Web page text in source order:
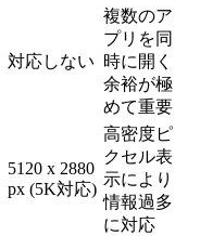
対応しない
複数のア
プリを同
時に開く
余裕が極
めて重要
5120 x 2880
px (5K対応)
高密度ピ
クセル表
示により
情報過多
に対応